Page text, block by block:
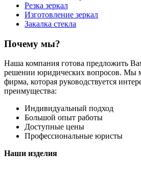
Резка зеркал
Изготовление зеркал
Закалка стекла
Почему мы?
Наша компания готова предложить
решении юридических вопросов. Мы
фирма, которая руководствуется
преимущества:
Индивидуальный подход
Большой опыт работы
Доступные цены
Профессиональные юристы
Наши изделия